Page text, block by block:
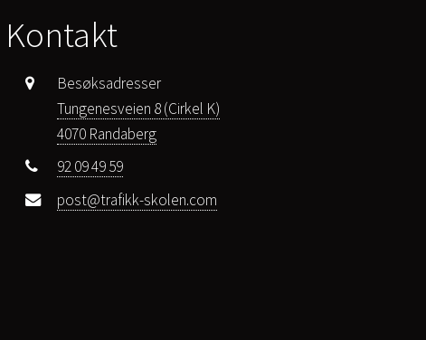
Kontakt
Besøksadresser
Tungenesveien 8 (Cirkel K)
4070 Randaberg
92 09 49 59
post@trafikk-skolen.com